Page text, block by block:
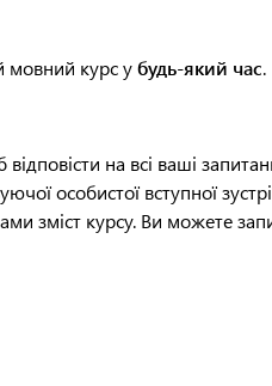
мовний курс убудь-який час.
на всі ваші
особистої вступної
зміст курсу. Ви можете